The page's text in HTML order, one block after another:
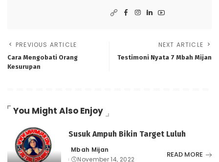
PREVIOUS ARTICLE
Cara Mengobati Orang
Kesurupan
NEXT ARTICLE
Testimoni Nyata 7 Mbah Mijan
You Might Also Enjoy
Susuk Ampuh Bikin Target Luluh
Posted
Mbah Mijan
November 14, 2022
READ MORE